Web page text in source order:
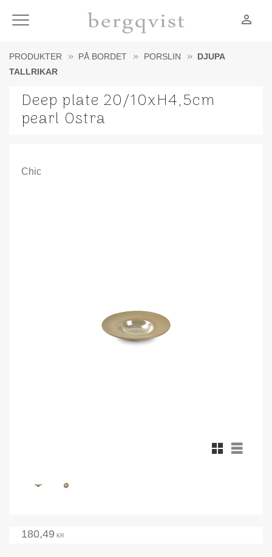
Meny person_outline
PRODUKTER PÅ BORDET PORSLIN
DJUPA
TALLRIKAR
Deep plate 20/10xH4,5cm
pearl Ostra
Chic
Rutnätsvy
Listvy
180,49 KR